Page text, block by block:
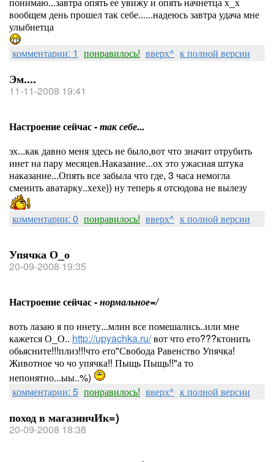
вообщем день прошел так себе......надеюсь завтра удача мне
улыбнетца
комментарии: 1 понравилось! вверх^ к полной версии
Эм....
11-11-2008 19:41
Настроение сейчас -так себе...
эх...как давно меня здесь не было,вот что значит отрубить
инет на пару месяцев.Наказание...ох это ужасная штука
наказание...Опять все забыла что где, 3 часа немогла
сменить аватарку..хехе)) ну теперь я отсюдова не вылезу
комментарии: 0 понравилось! вверх^ к полной версии
Упячка О_о
20-09-2008 19:35
Настроение сейчас -нормальное=/
воть лазаю я по инету...млин все помешались..или мне
кажется О_О.. http://upyachka.ru/вот что ето???ктонить
обьясните!!!плиз!!!что ето"Свобода Равенство Упячка!
Животное чо чо упячка!! Пыщь Пыщь!!"а то
непонятно...ыы..%)
комментарии: 5 понравилось! вверх^ к полной версии
поход в магазинчИк=)
20-09-2008 18:38